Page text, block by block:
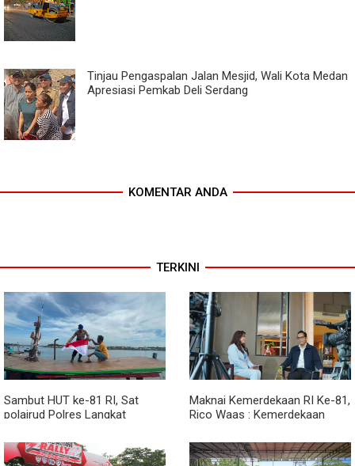
Tinjau Pengaspalan Jalan Mesjid, Wali Kota Medan
Apresiasi Pemkab Deli Serdang
KOMENTAR ANDA
TERKINI
Sambut HUT ke-81 RI, Sat
polairud Polres Langkat
kepada Nelayan
Maknai Kemerdekaan RI Ke-81,
Rico Waas : Kemerdekaan
Lewat Peningkatan Pelayanan
Primer